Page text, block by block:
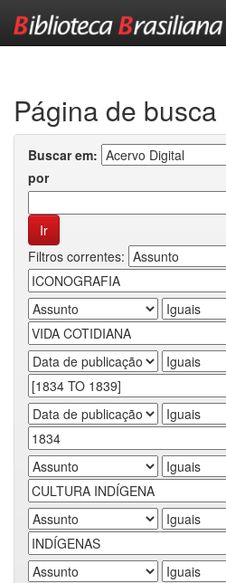
Página de busca
Buscar em:
por
Filtros correntes: